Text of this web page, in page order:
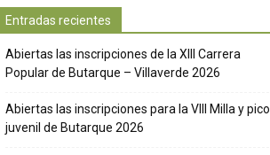
Entradas recientes
Abiertas las inscripciones de la XIII Carrera
Popular de Butarque – Villaverde 2026
Abiertas las inscripciones para la VIII Milla y pico
juvenil de Butarque 2026